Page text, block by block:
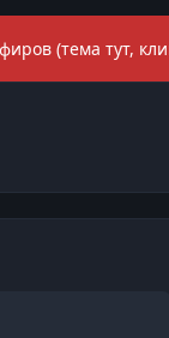
(тема тут,